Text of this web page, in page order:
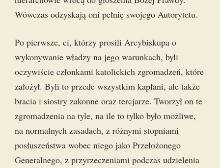
Wówczas odzyskają oni pełnię swojego Autorytetu.
Po pierwsze, ci, którzy prosili Arcybiskupa o
wykonywanie władzy na jego warunkach, byli
oczywiście członkami katolickich zgromadzeń, które
założył. Byli to przede wszystkim kapłani, ale także
bracia i siostry zakonne oraz tercjarze. Tworzył on te
zgromadzenia na tyle, na ile to tylko było możliwe,
na normalnych zasadach, z różnymi stopniami
posłuszeństwa wobec niego jako Przełożonego
Generalnego, z przyrzeczeniami podczas udzielenia